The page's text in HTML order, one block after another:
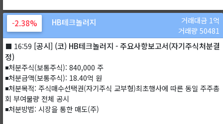
-2.38% HB테크놀러지
거래대금 1억
거래량 50481
⬛ 16:59 [공시] (코) HB테크놀러지 - 주요사항보고서(자기주식처분결
정)
◾처분주식(보통주식): 840,000 주
◾처분금액(보통주식): 18.40억 원
◾처분목적: 주식매수선택권(자기주식 교부형)최초행사에 따른 동일 주주총
회 부여물량 전체 공시
◾처분방법: 시장을 통한 매도(주)